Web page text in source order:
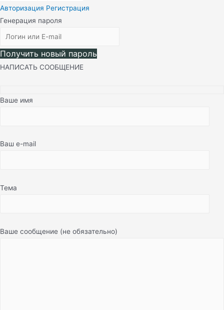
Авторизация Регистрация
Генерация пароля
Получить новый пароль
НАПИСАТЬ СООБЩЕНИЕ
Ваше имя
Ваш e-mail
Тема
Ваше сообщение (не обязательно)